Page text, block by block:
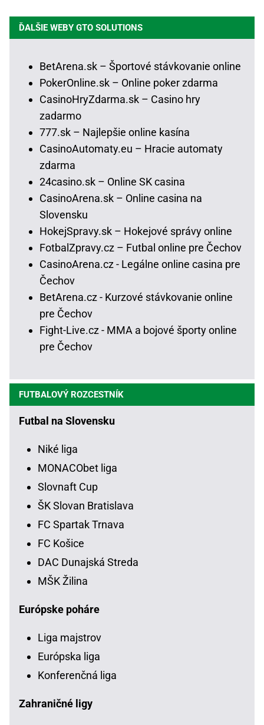
ĎALŠIE WEBY GTO SOLUTIONS
BetArena.sk – Športové stávkovanie online
PokerOnline.sk – Online poker zdarma
CasinoHryZdarma.sk – Casino hry
zadarmo
777.sk – Najlepšie online kasína
CasinoAutomaty.eu – Hracie automaty
zdarma
24casino.sk – Online SK casina
CasinoArena.sk – Online casina na
Slovensku
HokejSpravy.sk – Hokejové správy online
FotbalZpravy.cz – Futbal online pre Čechov
CasinoArena.cz - Legálne online casina pre
Čechov
BetArena.cz - Kurzové stávkovanie online
pre Čechov
Fight-Live.cz - MMA a bojové športy online
pre Čechov
FUTBALOVÝ ROZCESTNÍK
Futbal na Slovensku
Niké liga
MONACObet liga
Slovnaft Cup
ŠK Slovan Bratislava
FC Spartak Trnava
FC Košice
DAC Dunajská Streda
MŠK Žilina
Európske poháre
Liga majstrov
Európska liga
Konferenčná liga
Zahraničné ligy